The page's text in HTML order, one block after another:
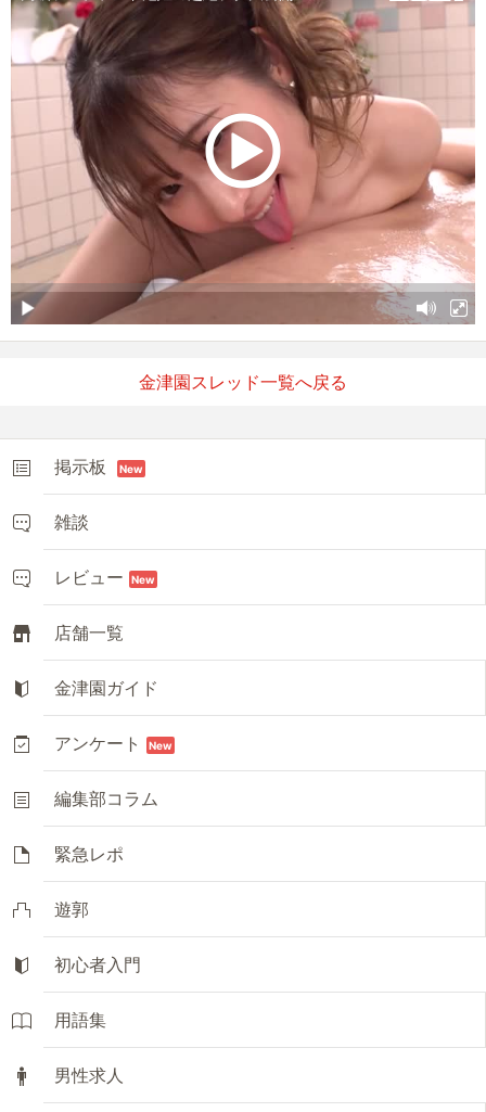
金津園スレッド一覧へ戻る
掲示板 New
雑談
レビュー New
店舗一覧
金津園ガイド
アンケート New
編集部コラム
緊急レポ
遊郭
初心者入門
用語集
男性求人